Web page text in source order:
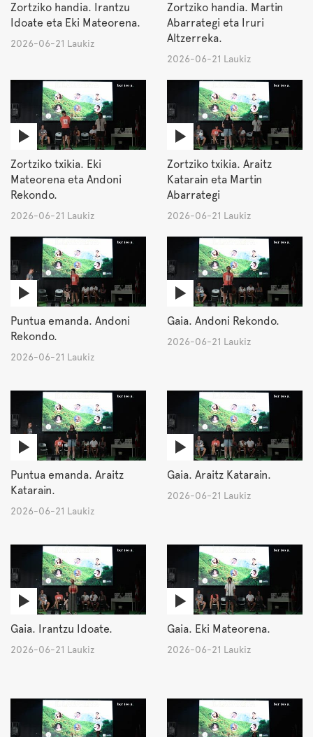
Zortziko handia. Irantzu
Idoate eta Eki Mateorena.
2026-06-21 Laukiz
Zortziko handia. Martin
Abarrategi eta Iruri
Altzerreka.
2026-06-21 Laukiz
Zortziko txikia. Eki
Mateorena eta Andoni
Rekondo.
2026-06-21 Laukiz
Zortziko txikia. Araitz
Katarain eta Martin
Abarrategi
2026-06-21 Laukiz
Puntua emanda. Andoni
Rekondo.
2026-06-21 Laukiz
Gaia. Andoni Rekondo.
2026-06-21 Laukiz
Puntua emanda. Araitz
Katarain.
2026-06-21 Laukiz
Gaia. Araitz Katarain.
2026-06-21 Laukiz
Gaia. Irantzu Idoate.
2026-06-21 Laukiz
Gaia. Eki Mateorena.
2026-06-21 Laukiz